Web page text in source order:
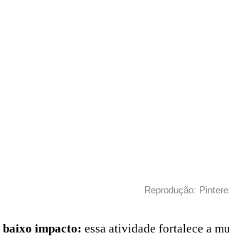
Reprodução:
baixo impacto: essa atividade fortalece a